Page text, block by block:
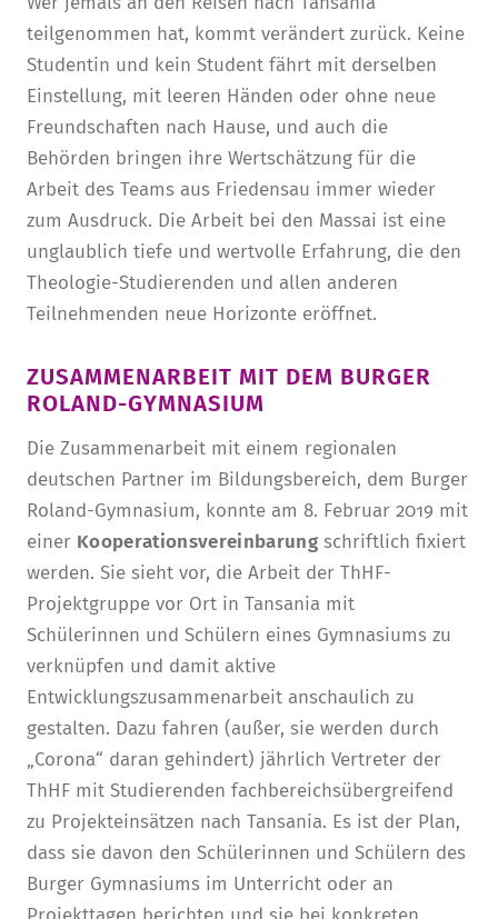
teilgenommen hat, kommt verändert zurück. Keine
Studentin und kein Student fährt mit derselben
Einstellung, mit leeren Händen oder ohne neue
Freundschaften nach Hause, und auch die
Behörden bringen ihre Wertschätzung für die
Arbeit des Teams aus Friedensau immer wieder
zum Ausdruck. Die Arbeit bei den Massai ist eine
unglaublich tiefe und wertvolle Erfahrung, die den
Theologie-Studierenden und allen anderen
Teilnehmenden neue Horizonte eröffnet.
ZUSAMMENARBEIT MIT DEM BURGER
ROLAND-GYMNASIUM
Die Zusammenarbeit mit einem regionalen
deutschen Partner im Bildungsbereich, dem Burger
Roland-Gymnasium, konnte am 8. Februar 2019 mit
einer Kooperationsvereinbarung schriftlich fixiert
werden. Sie sieht vor, die Arbeit der ThHF-
Projektgruppe vor Ort in Tansania mit
Schülerinnen und Schülern eines Gymnasiums zu
verknüpfen und damit aktive
Entwicklungszusammenarbeit anschaulich zu
gestalten. Dazu fahren (außer, sie werden durch
„Corona“ daran gehindert) jährlich Vertreter der
ThHF mit Studierenden fachbereichsübergreifend
zu Projekteinsätzen nach Tansania. Es ist der Plan,
dass sie davon den Schülerinnen und Schülern des
Burger Gymnasiums im Unterricht oder an